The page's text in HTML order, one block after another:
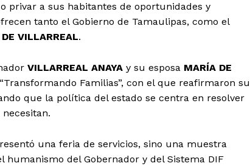
privar a sus habitantes de oportunidades y
tanto el Gobierno de Tamaulipas, como el
VILLARREAL.
VILLARREAL ANAYA y su esposa MARÍA DE
Familias”, con el que reafirmaron su
que la política del estado se centra en resolver
una feria de servicios, sino una muestra
del Gobernador y del Sistema DIF